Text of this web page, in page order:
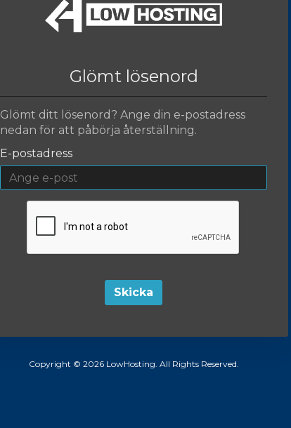
Glömt lösenord
Glömt ditt lösenord? Ange din e-postadress
nedan för att påbörja återställning.
E-postadress
Skicka
Copyright © 2026 LowHosting. All Rights Reserved.